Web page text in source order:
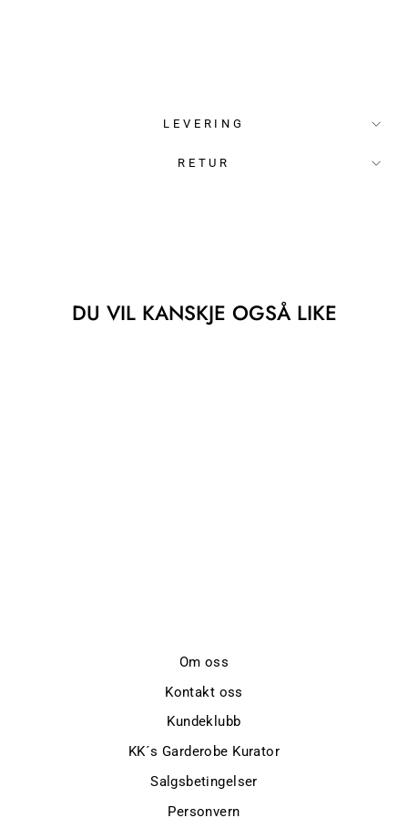
LEVERING
RETUR
DU VIL KANSKJE OGSÅ LIKE
Om oss
Kontakt oss
Kundeklubb
KK´s Garderobe Kurator
Salgsbetingelser
Personvern